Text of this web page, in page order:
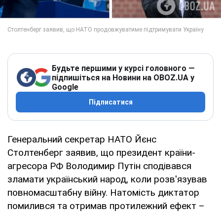
Будьте першими у курсі головного —
підпишіться на Новини на OBOZ.UA у
Google
Підписатися
Генеральний секретар НАТО Йєнс
Столтенберг заявив, що президент країни-
агресора РФ Володимир Путін сподівався
зламати український народ, коли розв'язував
повномасштабну війну. Натомість диктатор
помилився та отримав протилежний ефект –